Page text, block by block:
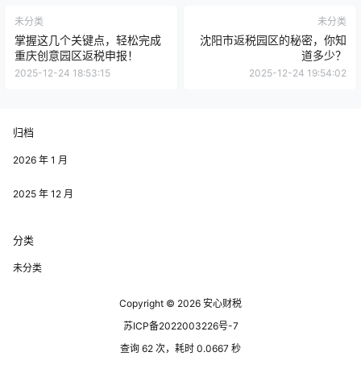
未分类
掌握这几个关键点，轻松完成
重庆创意园区返税申报！
2025-12-24 18:53:15
未分类
沈阳市返税园区的秘密，你知
道多少？
2025-12-24 19:54:02
归档
2026 年 1 月
2025 年 12 月
分类
未分类
Copyright © 2026 安心财税
苏ICP备2022003226号-7
查询 62 次，耗时 0.0667 秒